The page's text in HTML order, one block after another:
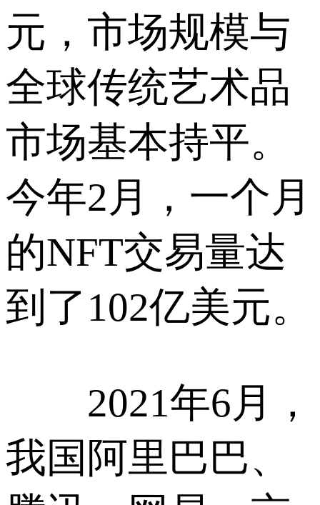
元，市场规模与
全球传统艺术品
市场基本持平。
今年2月，一个月
的NFT交易量达
到了102亿美元。
2021年6月，
我国阿里巴巴、